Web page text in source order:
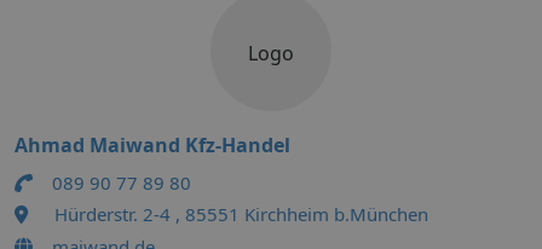
Logo
Ahmad Maiwand Kfz-Handel
089 90 77 89 80
Hürderstr. 2-4 , 85551 Kirchheim b.München